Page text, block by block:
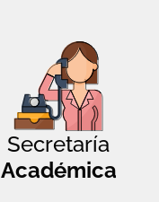
Secretaría
Académica